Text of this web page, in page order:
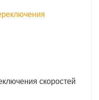
скоростей